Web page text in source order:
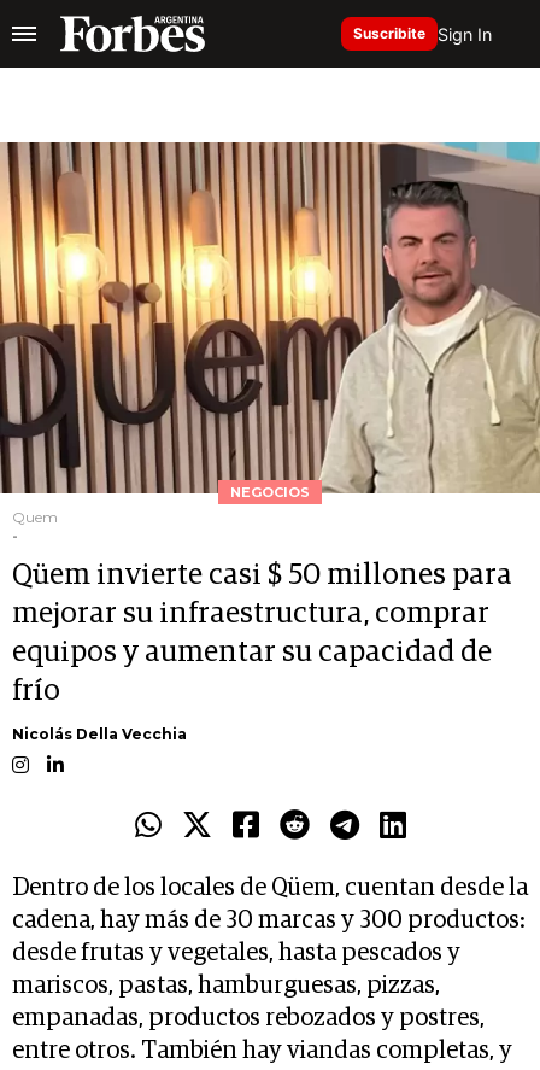
Suscribite Sign In
NEGOCIOS
Quem
-
Qüem invierte casi $ 50 millones para
mejorar su infraestructura, comprar
equipos y aumentar su capacidad de
frío
Nicolás Della Vecchia
Dentro de los locales de Qüem, cuentan desde la
cadena, hay más de 30 marcas y 300 productos:
desde frutas y vegetales, hasta pescados y
mariscos, pastas, hamburguesas, pizzas,
empanadas, productos rebozados y postres,
entre otros. También hay viandas completas, y